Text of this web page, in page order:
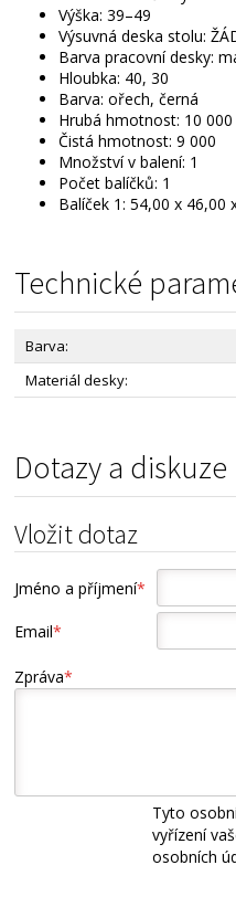
Výška: 39–49
Výsuvná deska stolu:
Barva pracovní desky:
Hloubka: 40, 30
Barva: ořech, černá
Hrubá hmotnost: 10 000
Čistá hmotnost: 9 000
Množství v balení: 1
Počet balíčků: 1
Balíček 1: 54,00 x 46,00
Technické
Barva:
Materiál desky:
Dotazy a diskuze
Vložit dotaz
Jméno a příjmení*
Email*
Zpráva*
Tyto
vyřízení
osobních